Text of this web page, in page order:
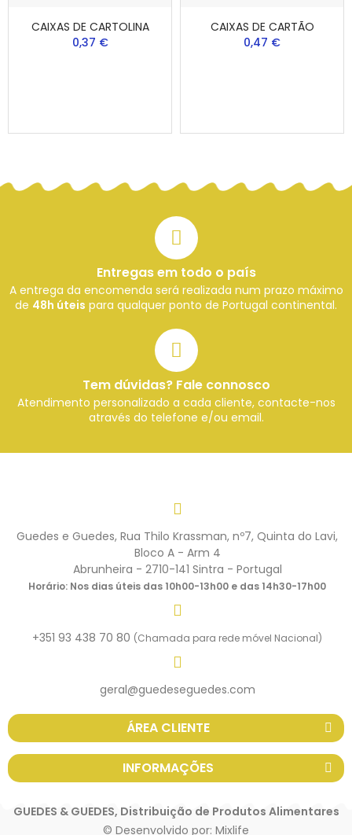
CAIXAS DE CARTOLINA
0,37 €
CAIXAS DE CARTÃO
0,47 €
Entregas em todo o país
A entrega da encomenda será realizada num prazo máximo
de 48h úteis para qualquer ponto de Portugal continental.
Tem dúvidas? Fale connosco
Atendimento personalizado a cada cliente, contacte-nos
através do telefone e/ou email.
Guedes e Guedes, Rua Thilo Krassman, nº7, Quinta do Lavi,
Bloco A - Arm 4
Abrunheira - 2710-141 Sintra - Portugal
Horário: Nos dias úteis das 10h00-13h00 e das 14h30-17h00
+351 93 438 70 80 (Chamada para rede móvel Nacional)
geral@guedeseguedes.com
ÁREA CLIENTE
INFORMAÇÕES
GUEDES & GUEDES, Distribuição de Produtos Alimentares
© Desenvolvido por: Mixlife